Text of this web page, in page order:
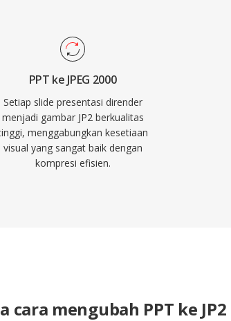
PPT ke JPEG 2000
Setiap slide presentasi dirender
menjadi gambar JP2 berkualitas
menggabungkan kesetiaan
visual yang sangat baik dengan
kompresi efisien.
cara mengubah PPT ke JP2